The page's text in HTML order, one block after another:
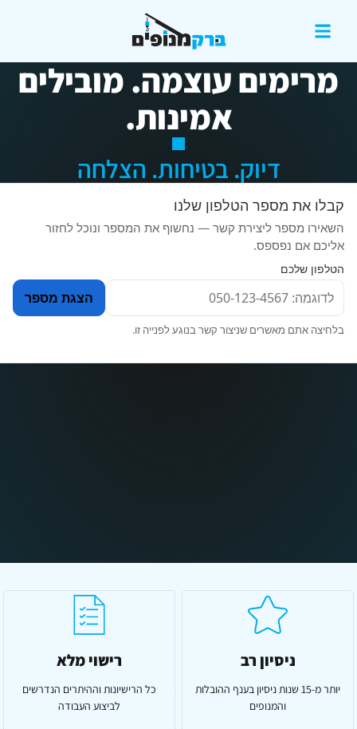
מרימים עוצמה. מובילים
אמינות.
דיוק. בטיחות. הצלחה
קבלו את מספר הטלפון שלנו
השאירו מספר ליצירת קשר — נחשוף את המספר ונוכל לחזור
אליכם אם נפספס.
הטלפון שלכם
הצגת מספר
בלחיצה אתם מאשרים שניצור קשר בנוגע לפנייה זו.
ניסיון רב
יותר מ-15 שנות ניסיון בענף ההובלות
והמנופים
רישוי מלא
כל הרישיונות וההיתרים הנדרשים
לביצוע העבודה